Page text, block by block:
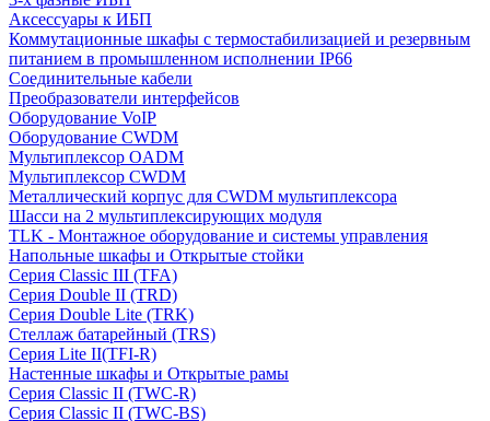
Аксессуары к ИБП
Коммутационные шкафы с термостабилизацией и резервным
питанием в промышленном исполнении IP66
Соединительные кабели
Преобразователи интерфейсов
Оборудование VoIP
Оборудование CWDM
Мультиплекcор OADM
Мультиплексор CWDM
Металлический корпус для CWDM мультиплексора
Шасси на 2 мультиплексирующих модуля
TLK - Монтажное оборудование и системы управления
Напольные шкафы и Открытые стойки
Серия Classic III (TFA)
Серия Double II (TRD)
Серия Double Lite (TRK)
Стеллаж батарейный (TRS)
Серия Lite II(TFI-R)
Настенные шкафы и Открытые рамы
Серия Classic II (TWC-R)
Серия Classic II (TWC-BS)